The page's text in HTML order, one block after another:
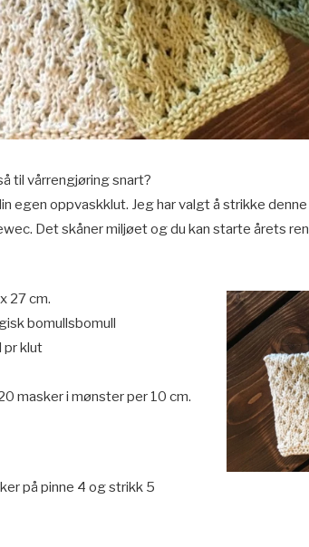
til vårrengjøring snart?
egen oppvaskklut. Jeg har valgt å strikke
Det skåner miljøet og du kan starte årets
27 cm.
bomullsbomull
pr klut
masker i mønster per 10 cm.
på pinne 4 og strikk 5